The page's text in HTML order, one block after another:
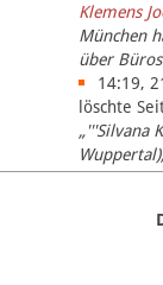
Klemens
München
über
14:19,
löschte
„'''Silvana